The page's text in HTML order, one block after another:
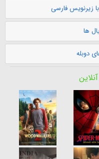
زیرنویس فارسی
ها
دوبله